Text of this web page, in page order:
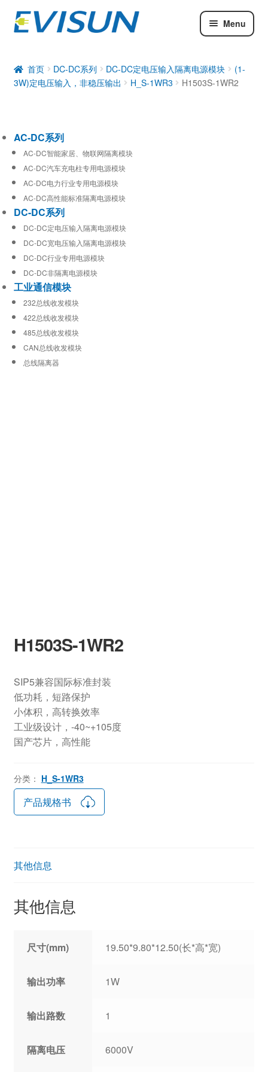
Menu
DC-DC系列
工业通信模块
首页 DC-DC系列 DC-DC定电压输入隔离电源模块
(1-
3W)定电压输入，非稳压输出
H_S-1WR3 H1503S-1WR2
H1503S-1WR2
SIP5兼容国际标准封装
低功耗，短路保护
小体积，高转换效率
工业级设计，-40~+105度
国产芯片，高性能
分类： H_S-1WR3
产品规格书
其他信息
其他信息
尺寸(mm) 19.50*9.80*12.50(长*高*宽)
输出功率 1W
输出路数 1
隔离电压 6000V
AC-DC系列
AC-DC智能家居、物联网隔离模块
AC-DC汽车充电柱专用电源模块
AC-DC电力行业专用电源模块
AC-DC高性能标准隔离电源模块
DC-DC系列
DC-DC定电压输入隔离电源模块
DC-DC宽电压输入隔离电源模块
DC-DC行业专用电源模块
DC-DC非隔离电源模块
工业通信模块
232总线收发模块
422总线收发模块
485总线收发模块
CAN总线收发模块
总线隔离器